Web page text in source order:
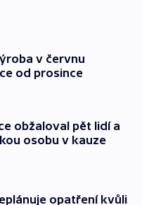
v červnu
od prosince
obžaloval pět lidí a
osobu v kauze
opatření kvůli